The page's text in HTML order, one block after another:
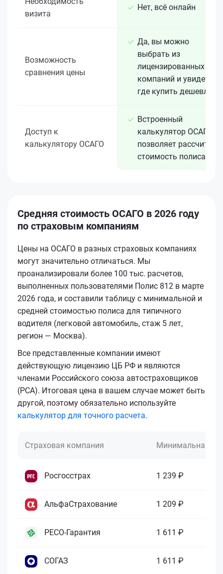
визита
Нет, всё онлайн
Возможность
сравнения цены
Да, вы можно
выбрать из
лицензированных 15+
компаний и увидеть,
где купить дешевле
Доступ к
калькулятору ОСАГО
Встроенный
калькулятор ОСАГО
позволяет рассчитать
стоимость полиса
Средняя стоимость ОСАГО в 2026 году
по страховым компаниям
Цены на ОСАГО в разных страховых компаниях
могут значительно отличаться. Мы
проанализировали более 100 тыс. расчетов,
выполненных пользователями Полис 812 в марте
2026 года, и составили таблицу с минимальной и
средней стоимостью полиса для типичного
водителя (легковой автомобиль, стаж 5 лет,
регион — Москва).
Все представленные компании имеют
действующую лицензию ЦБ РФ и являются
членами Российского союза автостраховщиков
(РСА). Итоговая цена в вашем случае может быть
другой, поэтому обязательно используйте
калькулятор для точного расчета.
Страховая компания Минимальная
Росгосстрах 1 239 ₽
АльфаСтрахование 1 209 ₽
РЕСО-Гарантия 1 611 ₽
СОГАЗ 1 611 ₽